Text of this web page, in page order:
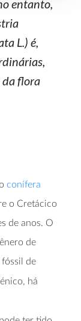
entanto,
L.) é,
da flora
conífera
o Cretácico
de anos. O
de
de
há